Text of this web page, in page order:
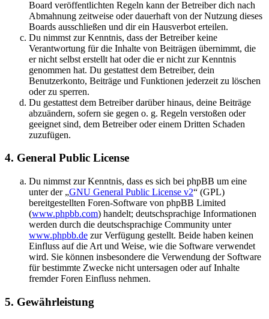
Board veröffentlichten Regeln kann der Betreiber dich nach
Abmahnung zeitweise oder dauerhaft von der Nutzung dieses
Boards ausschließen und dir ein Hausverbot erteilen.
Du nimmst zur Kenntnis, dass der Betreiber keine
Verantwortung für die Inhalte von Beiträgen übernimmt, die
er nicht selbst erstellt hat oder die er nicht zur Kenntnis
genommen hat. Du gestattest dem Betreiber, dein
Benutzerkonto, Beiträge und Funktionen jederzeit zu löschen
oder zu sperren.
Du gestattest dem Betreiber darüber hinaus, deine Beiträge
abzuändern, sofern sie gegen o. g. Regeln verstoßen oder
geeignet sind, dem Betreiber oder einem Dritten Schaden
zuzufügen.
4. General Public License
Du nimmst zur Kenntnis, dass es sich bei phpBB um eine
unter der „GNU General Public License v2“ (GPL)
bereitgestellten Foren-Software von phpBB Limited
(www.phpbb.com) handelt; deutschsprachige Informationen
werden durch die deutschsprachige Community unter
www.phpbb.de zur Verfügung gestellt. Beide haben keinen
Einfluss auf die Art und Weise, wie die Software verwendet
wird. Sie können insbesondere die Verwendung der Software
für bestimmte Zwecke nicht untersagen oder auf Inhalte
fremder Foren Einfluss nehmen.
5. Gewährleistung